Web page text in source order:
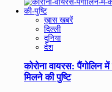
ख़ास खबरें
दिल्ली
दुनिया
देश
कोरोना वायरस:
मिलने की पुष्टि